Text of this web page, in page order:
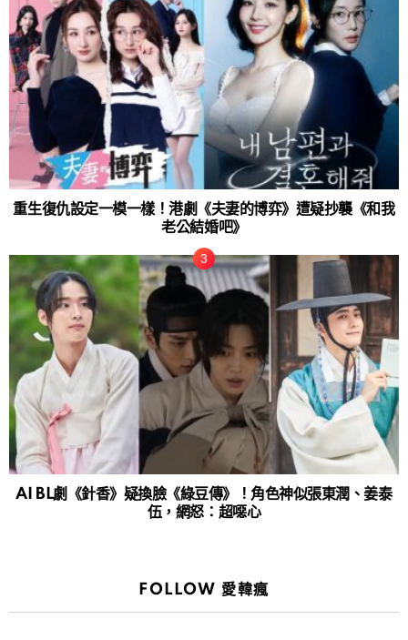
重生復仇設定一模一樣！港劇《夫妻的博弈》遭疑抄襲《和我
老公結婚吧》
AI BL劇《針香》疑換臉《綠豆傳》！角色神似張東潤、姜泰
伍，網怒：超噁心
FOLLOW 愛韓瘋